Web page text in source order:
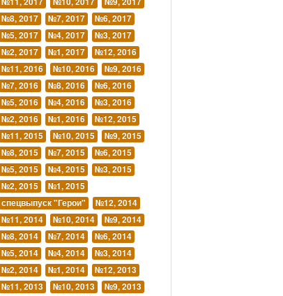
№8, 2017
№7, 2017
№6, 2017
№5, 2017
№4, 2017
№3, 2017
№2, 2017
№1, 2017
№12, 2016
№11, 2016
№10, 2016
№9, 2016
№7, 2016
№8, 2016
№6, 2016
№5, 2016
№4, 2016
№3, 2016
№2, 2016
№1, 2016
№12, 2015
№11, 2015
№10, 2015
№9, 2015
№8, 2015
№7, 2015
№6, 2015
№5, 2015
№4, 2015
№3, 2015
№2, 2015
№1, 2015
спецвыпуск "Герои"
№12, 2014
№11, 2014
№10, 2014
№9, 2014
№8, 2014
№7, 2014
№6, 2014
№5, 2014
№4, 2014
№3, 2014
№2, 2014
№1, 2014
№12, 2013
№11, 2013
№10, 2013
№9, 2013